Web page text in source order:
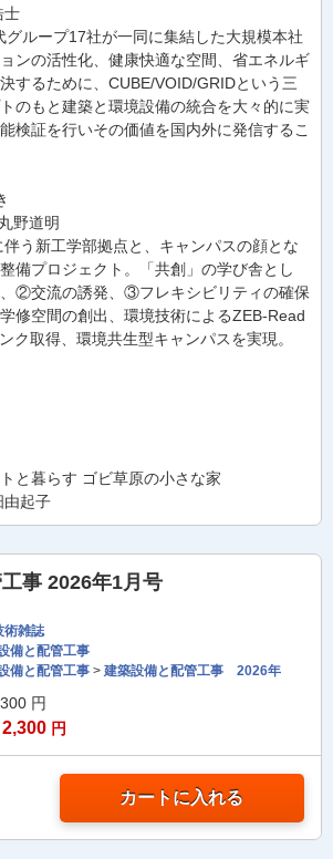
士
グループ17社が一同に集結した大規模本社
ンの活性化、健康快適な空間、省エネルギ
するために、CUBE/VOID/GRIDという三
のもと建築と環境設備の統合を大々的に実
検証を行いその価値を国内外に発信するこ
野道明
う新工学部拠点と、キャンパスの顔とな
備プロジェクト。「共創」の学び舎とし
②交流の誘発、③フレキシビリティの確保
修空間の創出、環境技術によるZEB-Read
ク取得、環境共生型キャンパスを実現。
と暮らす ゴビ草原の小さな家
起子
事 2026年1月号
術雑誌
備と配管工事
備と配管工事 > 建築設備と配管工事 2026年
円
2,300 円
カートに入れる